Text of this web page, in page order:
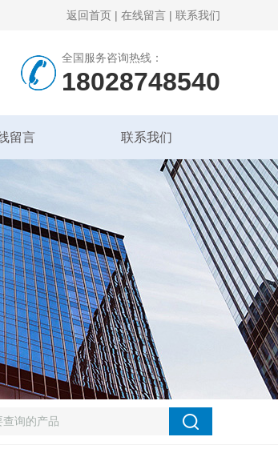
返回首页 | 在线留言 | 联系我们
全国服务咨询热线：
18028748540
留言 联系我们